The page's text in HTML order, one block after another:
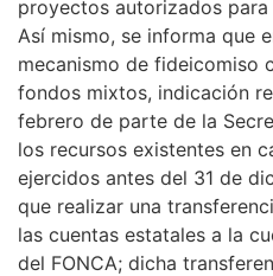
proyectos autorizados
Así mismo, se informa que
mecanismo de fideicomiso
fondos mixtos, indicación
febrero de parte de la
los recursos existentes en
ejercidos antes del 31 de
que realizar una
las cuentas estatales a la
del FONCA; dicha